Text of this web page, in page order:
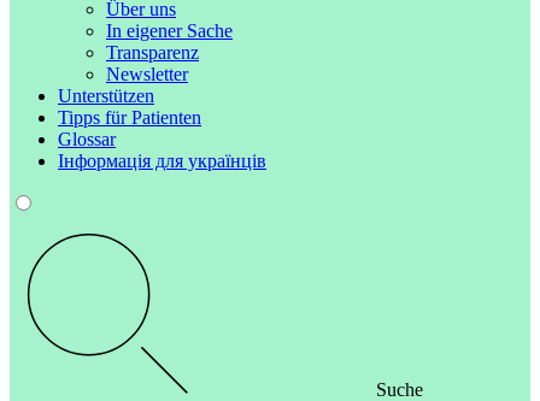
Über uns
In eigener Sache
Transparenz
Newsletter
Unterstützen
Tipps für Patienten
Glossar
Інформація для українців
Suche